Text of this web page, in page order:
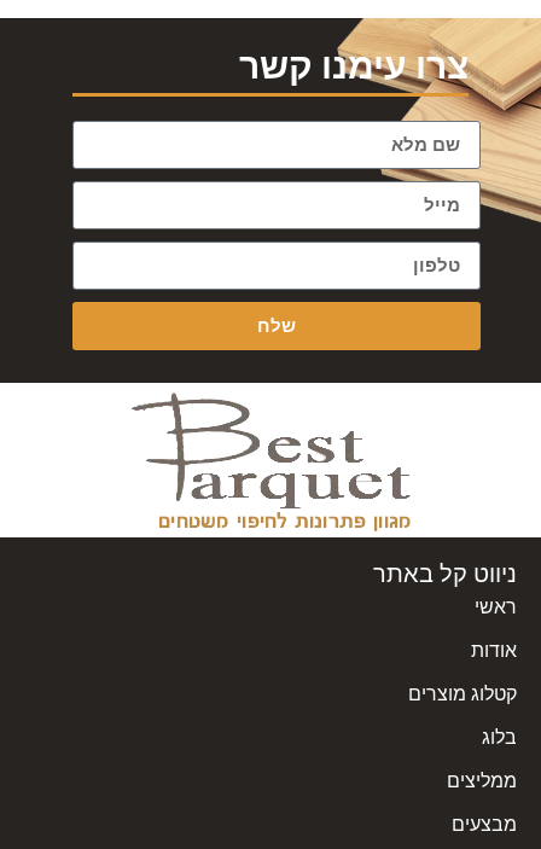
צרו עימנו קשר
שלח
ניווט קל באתר
ראשי
אודות
קטלוג מוצרים
בלוג
ממליצים
מבצעים